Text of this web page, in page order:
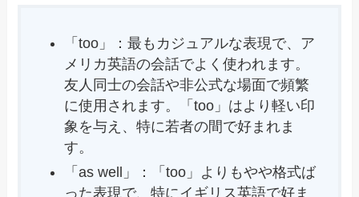
「too」：最もカジュアルな表現で、ア
メリカ英語の会話でよく使われます。
友人同士の会話や非公式な場面で頻繁
に使用されます。「too」はより軽い印
象を与え、特に若者の間で好まれま
す。
「as well」：「too」よりもやや格式ば
った表現で、特にイギリス英語で好ま